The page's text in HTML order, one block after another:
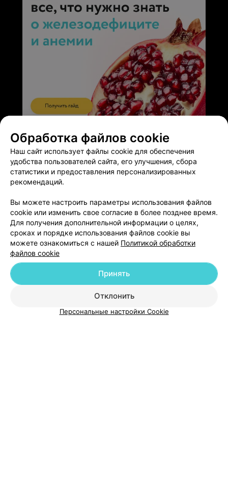
Добавить специалиста
О проекте Новости проекта
Размещение рекламы
Медицинский маркетинг
Публичный договор
Пользовательское соглашение
Способы оплаты
Обработка файлов cookie
Наш сайт использует файлы cookie для обеспечения
удобства пользователей сайта, его улучшения, сбора
статистики и предоставления персонализированных
рекомендаций.
Вы можете настроить параметры использования файлов
cookie или изменить свое согласие в более позднее время.
Для получения дополнительной информации о целях,
сроках и порядке использования файлов cookie вы
можете ознакомиться с нашей Политикой обработки
файлов cookie
Отклонить
Принять
Персональные настройки Cookie